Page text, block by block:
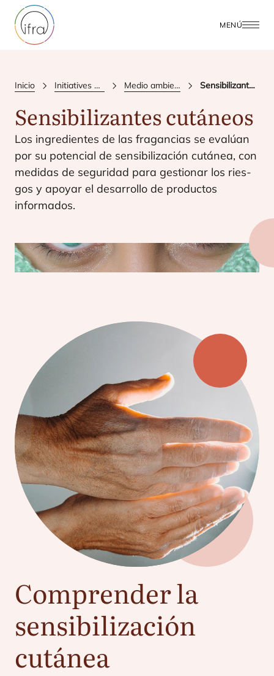
MENÚ
Inicio Initiatives & Positions Medio ambiente y salud Sensibilizantes cutáneos
Sensibilizantes cutáneos
Los ingre­dien­tes de las fra­gan­cias se eva­lúan
por su poten­cial de sen­si­bi­li­za­ción cutá­nea, con
medi­das de segu­ri­dad para ges­tio­nar los ries­
gos y apo­yar el desa­rro­llo de pro­duc­tos
informados.
Comprender la
sensibilización
cutánea